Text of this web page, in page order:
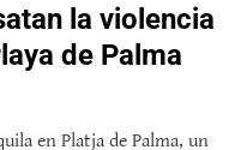
la violencia
de Palma
en Platja de Palma, un